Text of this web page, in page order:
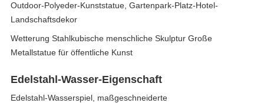
Outdoor-Polyeder-Kunststatue, Gartenpark-Platz-Hotel-
Landschaftsdekor
Wetterung Stahlkubische menschliche Skulptur Große
Metallstatue für öffentliche Kunst
Edelstahl-Wasser-Eigenschaft
Edelstahl-Wasserspiel, maßgeschneiderte